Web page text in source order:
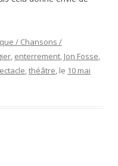
/ Chansons /
, enterrement, Jon Fosse,
,théâtre, le 10 mai